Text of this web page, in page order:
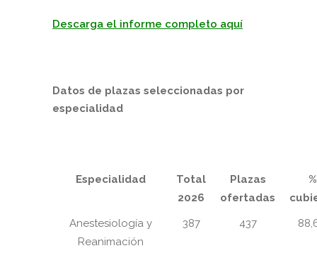
Descarga el informe completo aquí
Datos de plazas seleccionadas por
especialidad
Especialidad
Total
2026
Plazas
ofertadas
%
Anestesiología y
Reanimación
387 437